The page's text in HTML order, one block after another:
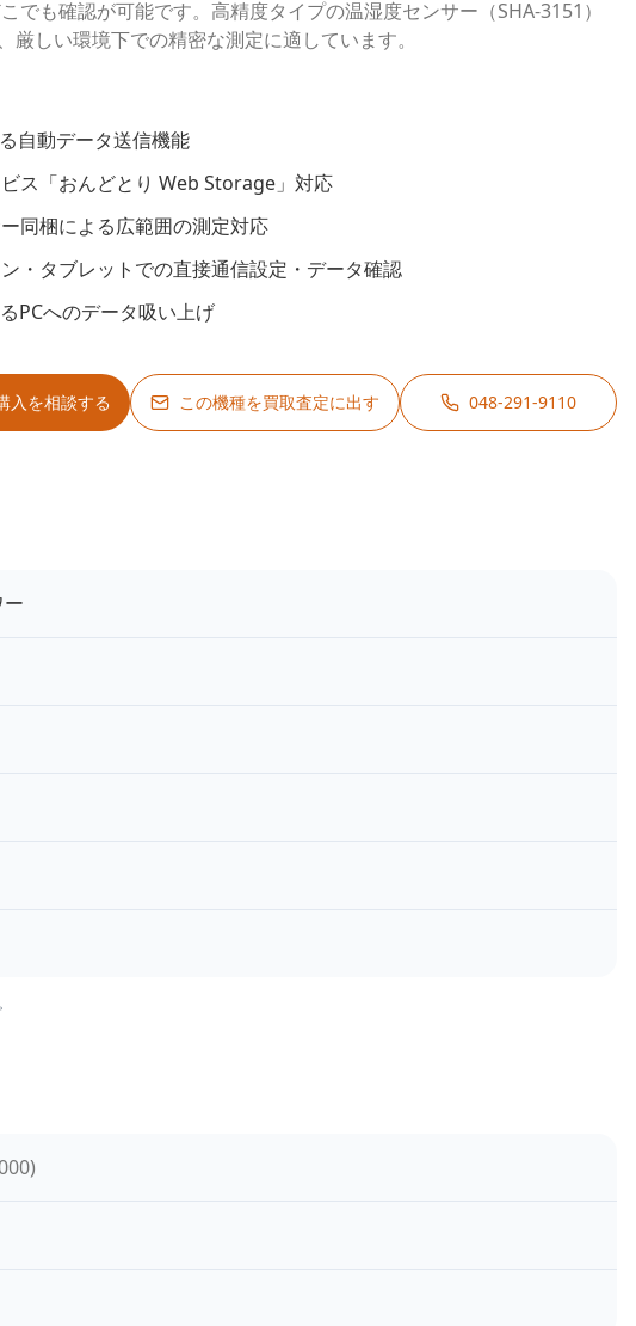
でも確認が可能です。高精度タイプの温湿度センサー（SHA-3151）
厳しい環境下での精密な測定に適しています。
自動データ送信機能
ス「おんどとり Web Storage」対応
同梱による広範囲の測定対応
・タブレットでの直接通信設定・データ確認
PCへのデータ吸い上げ
入を相談する この機種を買取査定に出す 048-291-9110
)